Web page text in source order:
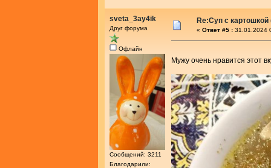
sveta_3ay4ik
Друг форума
Офлайн
Сообщений: 3211
Благодарили:
Re:Суп с
« Ответ #5 : 31.01.2024
Мужу очень нравится этот